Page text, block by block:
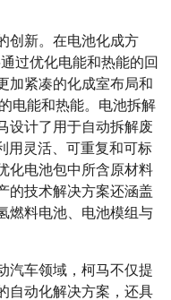
创新。在电池化成方
过优化电能和热能的回
加紧凑的化成室布局和
电能和热能。电池拆解
设计了用于自动拆解废
用灵活、可重复和可标
化电池包中所含原材料
的技术解决方案还涵盖
燃料电池、电池模组与
汽车领域，柯马不仅提
自动化解决方案，还具